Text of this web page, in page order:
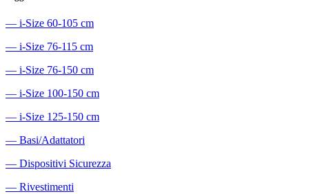
― i-Size 60-105 cm
― i-Size 76-115 cm
― i-Size 76-150 cm
― i-Size 100-150 cm
― i-Size 125-150 cm
― Basi/Adattatori
― Dispositivi Sicurezza
― Rivestimenti